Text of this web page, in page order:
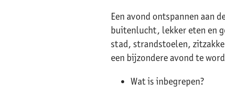
Een avond ontspannen aan
buitenlucht, lekker eten en
stad, strandstoelen,
een bijzondere avond te
Wat is inbegrepen?